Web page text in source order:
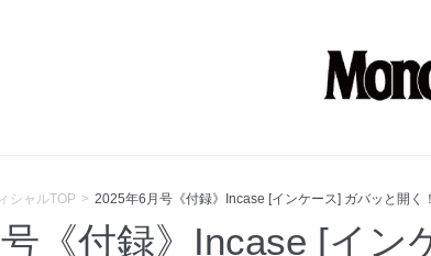
シャルTOP 2025年6月号《付録》Incase [インケース] ガバッと開く
《付録》Incase [イン